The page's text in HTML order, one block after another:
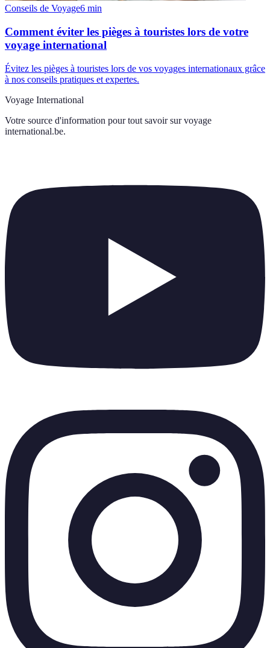
Conseils de Voyage6 min
Comment éviter les pièges à touristes lors de votre
voyage international
Évitez les pièges à touristes lors de vos voyages internationaux grâce
à nos conseils pratiques et expertes.
Voyage International
Votre source d'information pour tout savoir sur voyage
international.be.